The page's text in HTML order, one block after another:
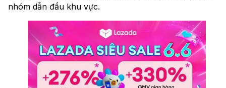
nhóm dẫn đầu khu vực.